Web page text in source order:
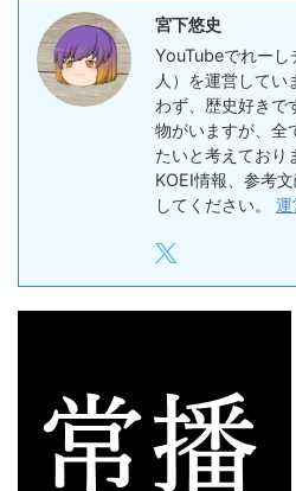
宮下悠史
YouTubeでれーし
人）を運営してい
わず、歴史好きで
物がいますが、全
たいと考えており
KOEI情報、参考
してください。 運